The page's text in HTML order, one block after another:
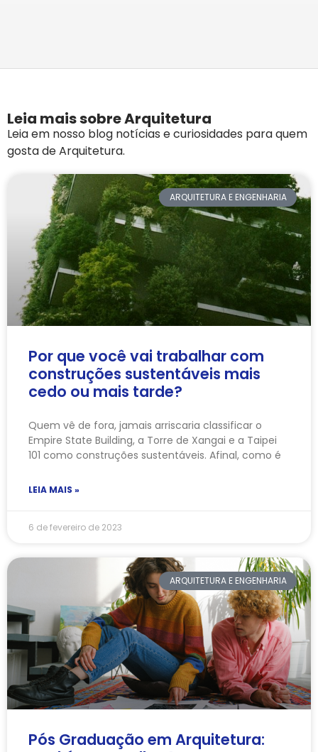
Leia mais sobre Arquitetura
Leia em nosso blog notícias e curiosidades para quem
gosta de Arquitetura.
ARQUITETURA E ENGENHARIA
Por que você vai trabalhar com
construções sustentáveis mais
cedo ou mais tarde?
Quem vê de fora, jamais arriscaria classificar o
Empire State Building, a Torre de Xangai e a Taipei
101 como construções sustentáveis. Afinal, como é
LEIA MAIS »
6 de fevereiro de 2023
ARQUITETURA E ENGENHARIA
Pós Graduação em Arquitetura: